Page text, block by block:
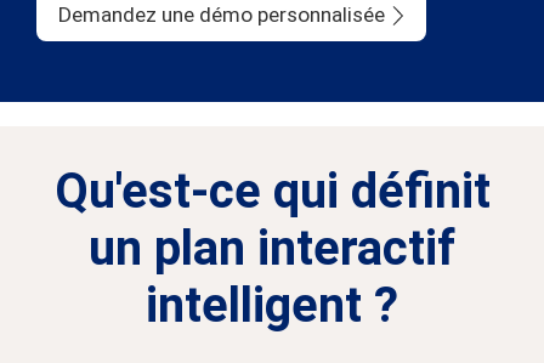
Demandez une démo personnalisée
Qu'est-ce qui définit
un plan interactif
intelligent ?